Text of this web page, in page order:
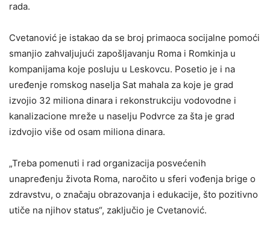
rada.
Cvetanović je istakao da se broj primaoca socijalne pomoći
smanjio zahvaljujući zapošljavanju Roma i Romkinja u
kompanijama koje posluju u Leskovcu. Posetio je i na
uređenje romskog naselja Sat mahala za koje je grad
izvojio 32 miliona dinara i rekonstrukciju vodovodne i
kanalizacione mreže u naselju Podvrce za šta je grad
izdvojio više od osam miliona dinara.
„Treba pomenuti i rad organizacija posvećenih
unapređenju života Roma, naročito u sferi vođenja brige o
zdravstvu, o značaju obrazovanja i edukacije, što pozitivno
utiče na njihov status“, zaključio je Cvetanović.